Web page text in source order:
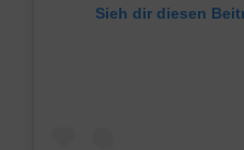
Sieh dir diesen